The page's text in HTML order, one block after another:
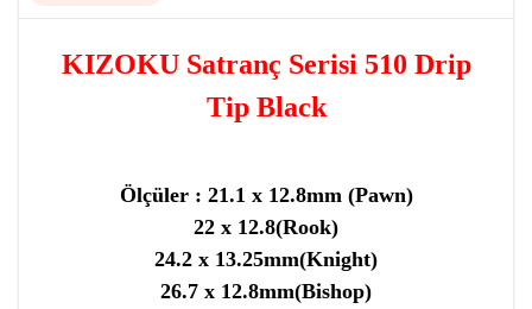
KIZOKU Satranç Serisi 510 Drip
Tip Black
Ölçüler : 21.1 x 12.8mm (Pawn)
22 x 12.8(Rook)
24.2 x 13.25mm(Knight)
26.7 x 12.8mm(Bishop)